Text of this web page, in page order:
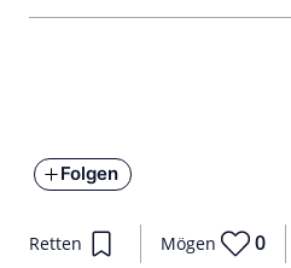
Folgen
Retten Mögen 0